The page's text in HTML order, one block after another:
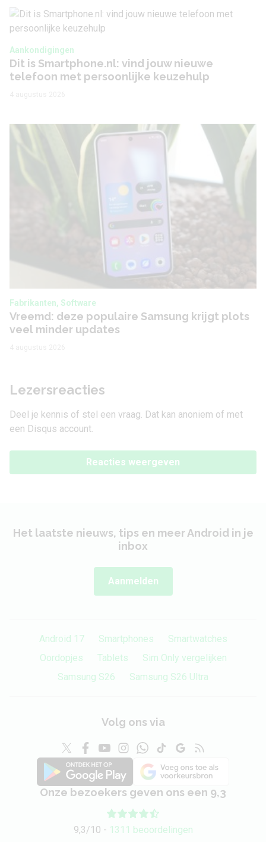
Aankondigingen
Dit is Smartphone.nl: vind jouw nieuwe
telefoon met persoonlijke keuzehulp
Fabrikanten, Software
Vreemd: deze populaire Samsung krijgt plots
veel minder updates
Lezersreacties
Deel je kennis of stel een vraag. Dat kan anoniem of met
een Disqus account.
Reacties weergeven
Het laatste nieuws, tips en meer Android in je
inbox
Aanmelden
Android 17 Smartphones
Smartwatches
Oordopjes
Tablets
Sim Only vergelijken
Samsung S26
Samsung S26 Ultra
Volg ons via
Onze bezoekers geven ons een 9,3
9,3/10 - 1311 beoordelingen